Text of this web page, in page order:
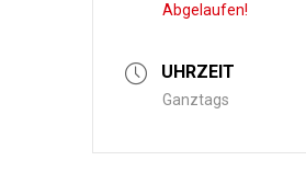
Abgelaufen!
UHRZEIT
Ganztags